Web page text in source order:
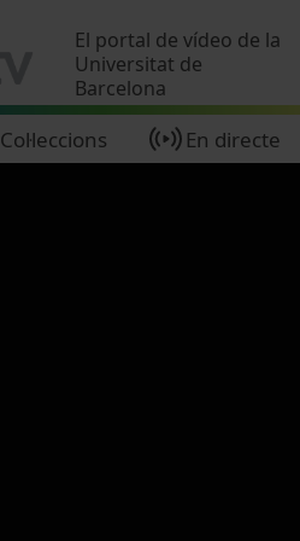
El portal de vídeo de la
Universitat de
Barcelona
Col·leccions En directe